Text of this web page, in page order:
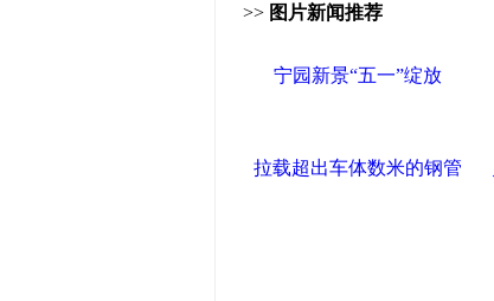
>> 图片新闻推荐
宁园新景“五一”绽放
拉载超出车体数米的钢管